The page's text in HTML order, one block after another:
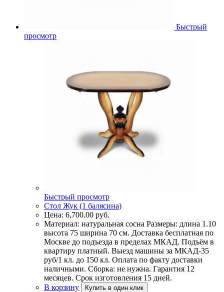
Быстрый
просмотр
Быстрый просмотр
Стол Жук (1 балясина)
Цена: 6,700.00 руб.
Материал: натуральная сосна Размеры: длина 1.10
высота 75 ширина 70 см. Доставка бесплатная по
Москве до подъезда в пределах МКАД. Подъём в
квартиру платный. Выезд машины за МКАД-35
руб/1 кл. до 150 кл. Оплата по факту доставки
наличными. Сборка: не нужна. Гарантия 12
месяцев. Срок изготовления 15 дней.
В корзину
Купить в один клик